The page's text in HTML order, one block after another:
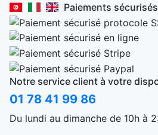
Paiements
Notre service client à votre
01 78 41 99 86
Du lundi au dimanche de 10h à